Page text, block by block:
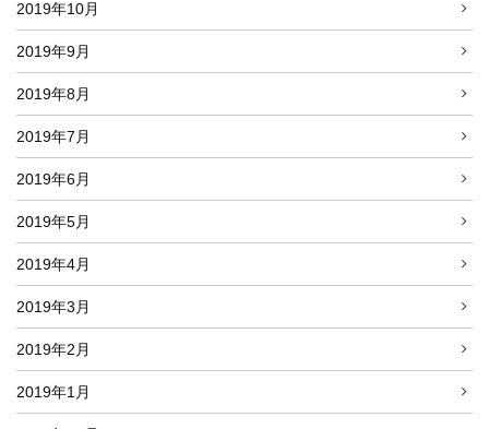
2019年10月
2019年9月
2019年8月
2019年7月
2019年6月
2019年5月
2019年4月
2019年3月
2019年2月
2019年1月